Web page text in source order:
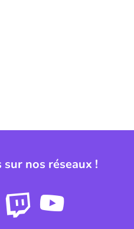
sur nos réseaux !
TwitchYoutube